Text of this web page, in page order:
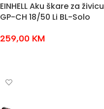
EINHELL Aku škare za živicu
GP-CH 18/50 Li BL-Solo
259,00 KM